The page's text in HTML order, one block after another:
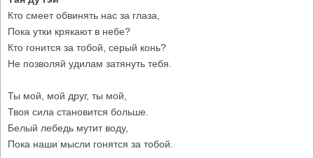
Кто смеет обвинять нас за глаза,
Пока утки крякают в небе?
Кто гонится за тобой, серый конь?
Не позволяй удилам затянуть тебя.
Ты мой, мой друг, ты мой,
Твоя сила становится больше.
Белый лебедь мутит воду,
Пока наши мысли гонятся за тобой.